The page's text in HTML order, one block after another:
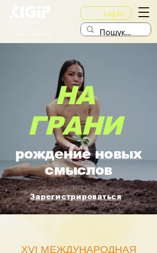
Log In
НА
ГРАНИ
рождение новых
смыслов
Зарегистрироваться
XVI МЕЖДУНАРОДНАЯ